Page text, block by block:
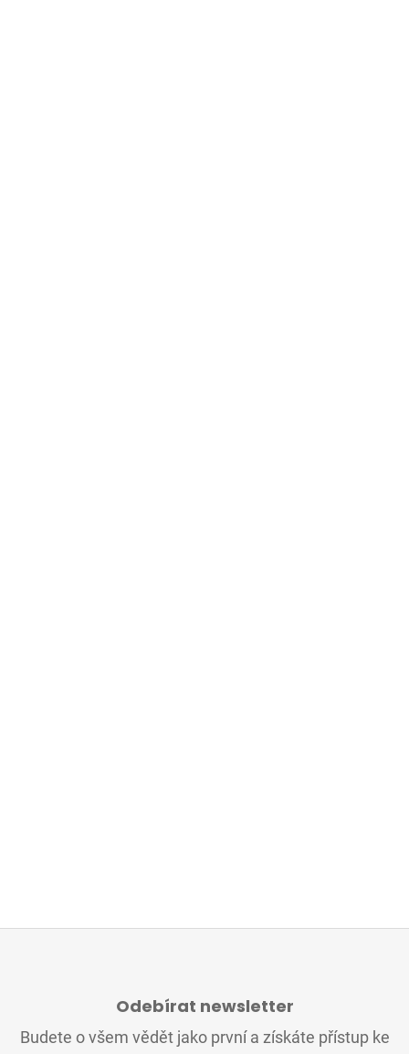
Odebírat newsletter
Budete o všem vědět jako první a získáte přístup ke